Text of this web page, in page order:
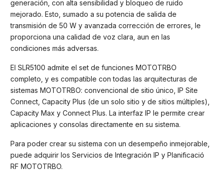
generación, con alta sensibilidad y bloqueo de ruido
mejorado. Esto, sumado a su potencia de salida de
transmisión de 50 W y avanzada corrección de errores, le
proporciona una calidad de voz clara, aun en las
condiciones más adversas.
El SLR5100 admite el set de funciones MOTOTRBO
completo, y es compatible con todas las arquitecturas de
sistemas MOTOTRBO: convencional de sitio único, IP Site
Connect, Capacity Plus (de un solo sitio y de sitios múltiples),
Capacity Max y Connect Plus. La interfaz IP le permite crear
aplicaciones y consolas directamente en su sistema.
Para poder crear su sistema con un desempeño inmejorable,
puede adquirir los Servicios de Integración IP y Planificació
RF MOTOTRBO.